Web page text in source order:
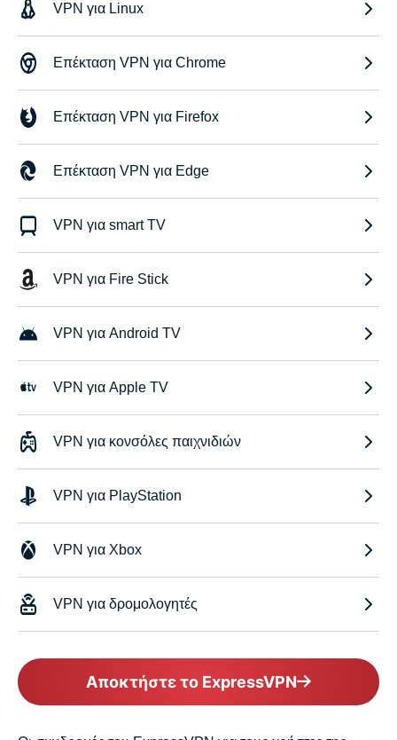
VPN για Linux
Επέκταση VPN για Chrome
Επέκταση VPN για Firefox
Επέκταση VPN για Edge
VPN για smart TV
VPN για Fire Stick
VPN για Android TV
VPN για Apple TV
VPN για κονσόλες παιχνιδιών
VPN για PlayStation
VPN για Xbox
VPN για δρομολογητές
Αποκτήστε το ExpressVPN